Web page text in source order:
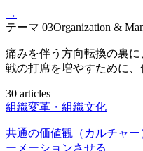
→
テーマ 03Organization &
痛みを伴う方向転換の裏
戦の打席を増やすために、
30 articles
組織変革・組織文化
共通の価値観（カルチャ
ーメーションさせる